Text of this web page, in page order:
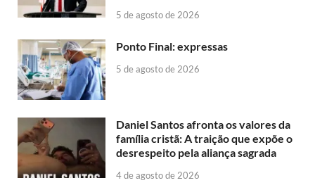
5 de agosto de 2026
Ponto Final: expressas
5 de agosto de 2026
Daniel Santos afronta os valores da
família cristã: A traição que expõe o
desrespeito pela aliança sagrada
4 de agosto de 2026